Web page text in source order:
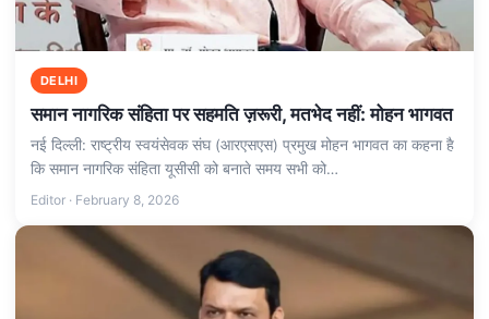
DELHI
समान नागरिक संहिता पर सहमति ज़रूरी, मतभेद नहीं: मोहन भागवत
नई दिल्ली: राष्ट्रीय स्वयंसेवक संघ (आरएसएस) प्रमुख मोहन भागवत का कहना है
कि समान नागरिक संहिता यूसीसी को बनाते समय सभी को…
Editor · February 8, 2026